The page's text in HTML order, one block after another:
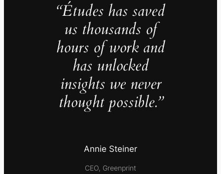
“Études has saved
us thousands of
hours of work and
has unlocked
insights we never
thought possible.”
Annie Steiner
CEO, Greenprint